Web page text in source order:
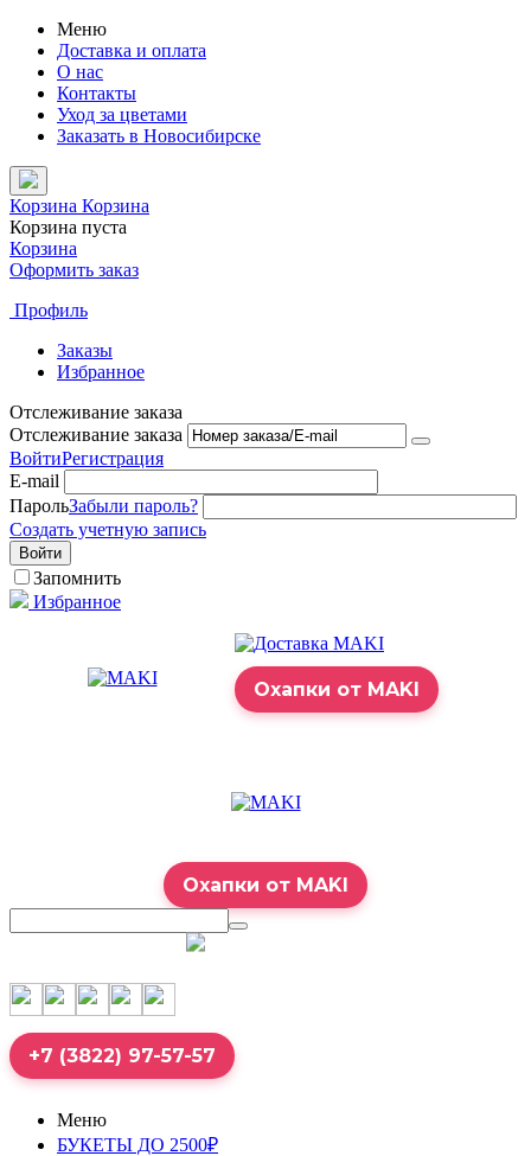
Меню
Доставка и оплата
О нас
Контакты
Уход за цветами
Заказать в Новосибирске
Корзина Корзина
Корзина пуста
Корзина
Оформить заказ
Профиль
Заказы
Избранное
Отслеживание заказа
Отслеживание заказа
ВойтиРегистрация
E-mail
ПарольЗабыли пароль?
Создать учетную запись
Войти
Запомнить
Избранное
Охапки от MAKI
Охапки от MAKI
+7 (3822) 97-57-57
Меню
БУКЕТЫ ДО 2500₽